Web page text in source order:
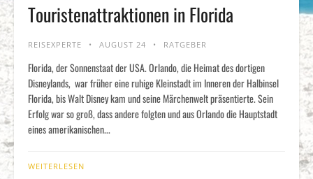
Touristenattraktionen in Florida
REISEXPERTE AUGUST 24 RATGEBER
Florida, der Sonnenstaat der USA. Orlando, die Heimat des dortigen
Disneylands, war früher eine ruhige Kleinstadt im Inneren der Halbinsel
Florida, bis Walt Disney kam und seine Märchenwelt präsentierte. Sein
Erfolg war so groß, dass andere folgten und aus Orlando die Hauptstadt
eines amerikanischen...
WEITERLESEN